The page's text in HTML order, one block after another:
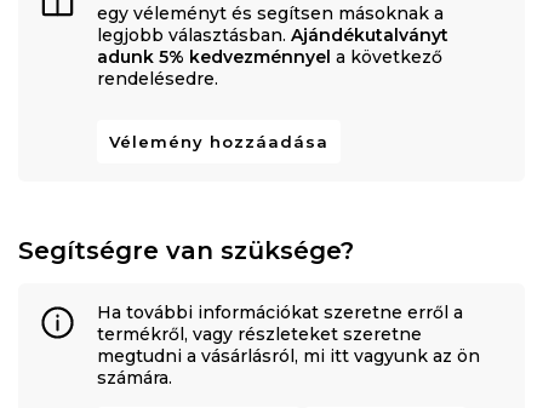
egy véleményt és segítsen másoknak a
legjobb választásban. Ajándékutalványt
adunk 5% kedvezménnyel a következő
rendelésedre.
Vélemény hozzáadása
Segítségre van szüksége?
Ha további információkat szeretne erről a
termékről, vagy részleteket szeretne
megtudni a vásárlásról, mi itt vagyunk az ön
számára.